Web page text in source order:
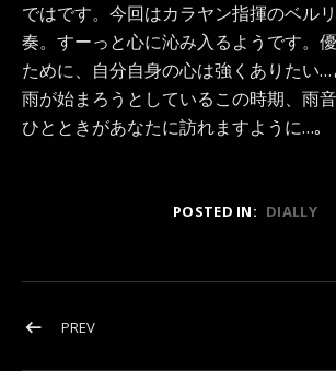
ではです。今回はカラヤン指揮のベル
奏。すーっと心に沁み入るようです。
ために、自分自身の心は強くありたい
雨が始まろうとしているこの時期、雨
ひとときがあなたに訪れますように…｡
POSTED IN: DIALLY
投稿ナビゲーション
PREVPOST: 名演…！に刺激される時…｡